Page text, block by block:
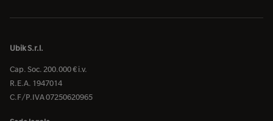
Ubik S.r.l.
Cap. Soc. 200.000 € i.v.
R.E.A. 1947014
C.F/P.IVA 07250620965